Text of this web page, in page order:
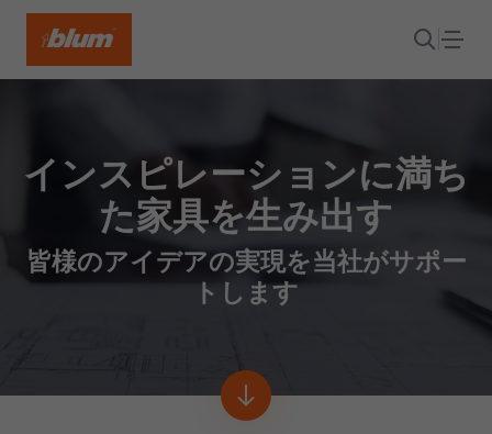
インスピレーションに満ち
た家具を生み出す
皆様のアイデアの実現を当社がサポー
トします